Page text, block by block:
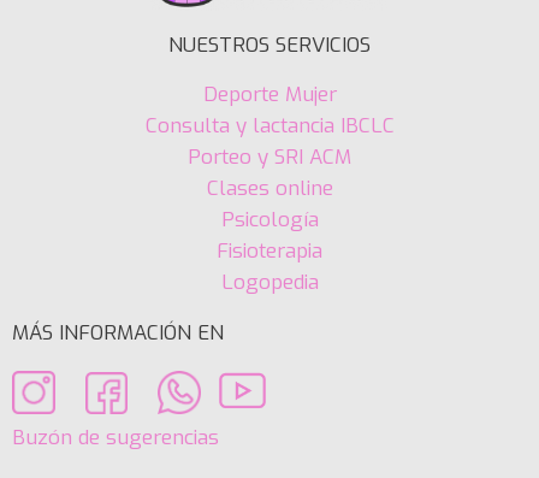
NUESTROS SERVICIOS
Deporte Mujer
Consulta y lactancia IBCLC
Porteo y SRI ACM
Clases online
Psicología
Fisioterapia
Logopedia
MÁS INFORMACIÓN EN
Buzón de sugerencias